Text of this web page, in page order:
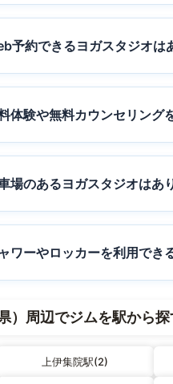
予約できるヨガスタジオは
体験や無料カウンセリング
場のあるヨガスタジオはあ
ワーやロッカーを利用でき
）周辺でジムを駅から探
上伊集院駅(2)